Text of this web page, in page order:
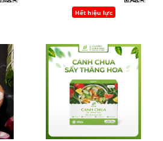
Hết hiệu lực